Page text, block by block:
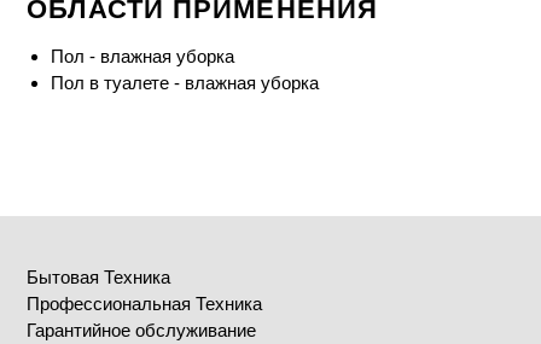
ОБЛАСТИ ПРИМЕНЕНИЯ
Пол - влажная уборка
Пол в туалете - влажная уборка
Бытовая Техника
Профессиональная Техника
Гарантийное обслуживание